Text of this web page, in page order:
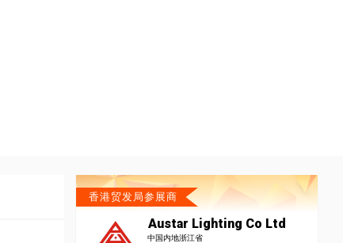
香港贸发局参展商
Austar Lighting Co Ltd
中国内地浙江省